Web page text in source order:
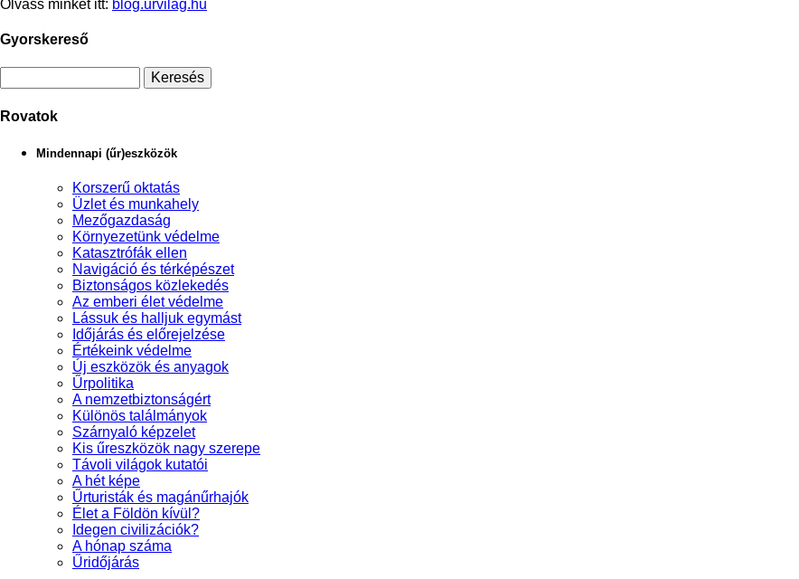
Olvass minket itt: blog.urvilag.hu
Gyorskereső
Rovatok
Mindennapi (űr)eszközök
Korszerű oktatás
Üzlet és munkahely
Mezőgazdaság
Környezetünk védelme
Katasztrófák ellen
Navigáció és térképészet
Biztonságos közlekedés
Az emberi élet védelme
Lássuk és halljuk egymást
Időjárás és előrejelzése
Értékeink védelme
Új eszközök és anyagok
Űrpolitika
A nemzetbiztonságért
Különös találmányok
Szárnyaló képzelet
Kis űreszközök nagy szerepe
Távoli világok kutatói
A hét képe
Űrturisták és magánűrhajók
Élet a Földön kívül?
Idegen civilizációk?
A hónap száma
Űridőjárás